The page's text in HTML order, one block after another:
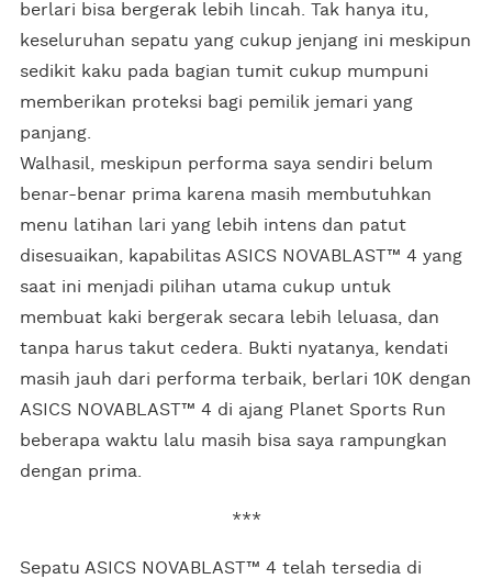
berlari bisa bergerak lebih lincah. Tak hanya itu,
keseluruhan sepatu yang cukup jenjang ini meskipun
sedikit kaku pada bagian tumit cukup mumpuni
memberikan proteksi bagi pemilik jemari yang
panjang.
Walhasil, meskipun performa saya sendiri belum
benar-benar prima karena masih membutuhkan
menu latihan lari yang lebih intens dan patut
disesuaikan, kapabilitas ASICS NOVABLAST™ 4 yang
saat ini menjadi pilihan utama cukup untuk
membuat kaki bergerak secara lebih leluasa, dan
tanpa harus takut cedera. Bukti nyatanya, kendati
masih jauh dari performa terbaik, berlari 10K dengan
ASICS NOVABLAST™ 4 di ajang Planet Sports Run
beberapa waktu lalu masih bisa saya rampungkan
dengan prima.
***
Sepatu ASICS NOVABLAST™ 4 telah tersedia di